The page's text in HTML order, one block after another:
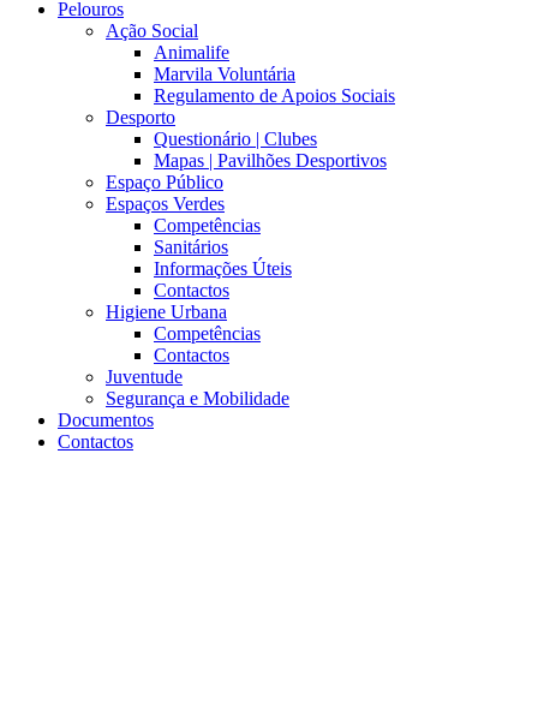
Pelouros
Ação Social
Animalife
Marvila Voluntária
Regulamento de Apoios Sociais
Desporto
Questionário | Clubes
Mapas | Pavilhões Desportivos
Espaço Público
Espaços Verdes
Competências
Sanitários
Informações Úteis
Contactos
Higiene Urbana
Competências
Contactos
Juventude
Segurança e Mobilidade
Documentos
Contactos